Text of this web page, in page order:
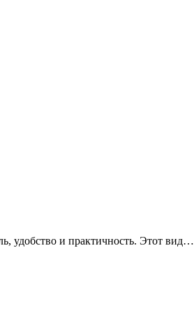
удобство и практичность. Этот вид…